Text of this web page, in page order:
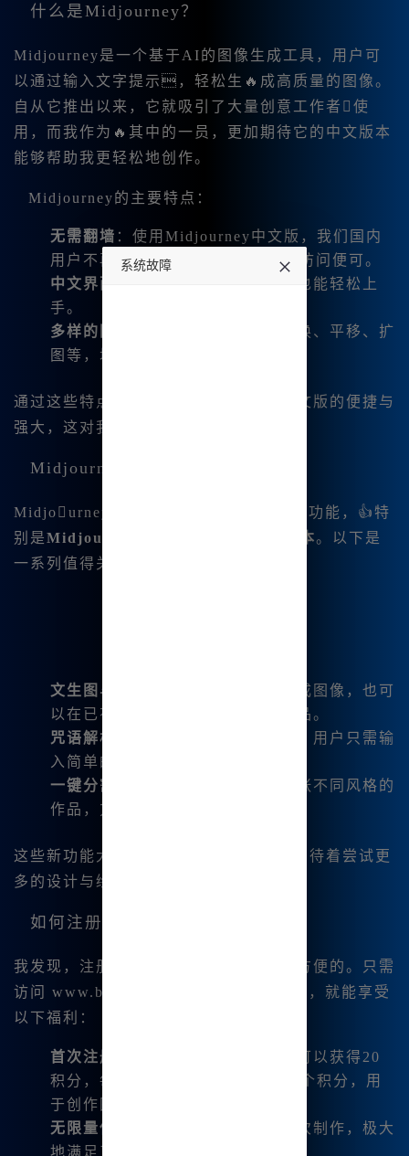
什么是Midjourney？
Midjourney是一个基于AI的图像生成工具，用户可
以通过输入文字提示，轻松生🔥成高质量的图像。
自从它推出以来，它就吸引了大量创意工作者使
用，而我作为🔥其中的一员，更加期待它的中文版本
能够帮助我更轻松地创作。
Midjourney的主要特点：
无需翻墙 ：使用Midjourney中文版，我们国内
用户不再需要借助VPN工具，直接访问便可。
中文界面
：支持中文输入，让新手也能轻松上
手。
多样的图片编辑功能
：如微调、变换、平移、扩
图等，增强了创作的灵活性。
通过这些特点，我感受到Midjourney中文版的便捷与
强大，这对我的创作非常有帮助。
Midjourney官方版支持的全新功能
Midjourney官😊方版引入了许多全新的功能，👍特
别是Midjour🔥ney V6.1 niji6版本。以下是
一系列值得关注的功能：
文生图与图生图
：能够根据文字生成图像，也可
以在已有图像的基础上生成新的作品。
咒语解析
：不需要学习复杂的命令，用户只需输
入简单的描述即可获得满意的结果。
一键分割与下载
：可以一键生成四张不同风格的
作品，方便用户保存和分享。
这些新功能大大降低了创作门槛，让我期待着尝试更
多的设计与绘画。
如何注册使用Midjourney中文版？
我发现，注册Midjourney中文版是非常方便的。只需
访问 www.bzu.cn
，按照指引进行注册👍，就能享受
以下福利：
首次注册赠送积分
：新用户注册后可以获得20
积分，每天领取，年末可获得1825个积分，用
于创作图像。
无限量使用
：发布的新版支持无限次制作，极大
地满足了我的绘图需求。
系统故障